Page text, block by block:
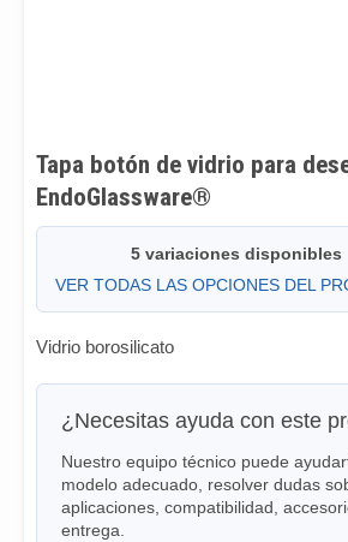
Tapa botón de vidrio para
EndoGlassware®
5 variaciones disponibles
VER TODAS LAS OPCIONES DEL
Vidrio borosilicato
¿Necesitas ayuda con este
Nuestro equipo técnico puede
modelo adecuado, resolver dudas
aplicaciones, compatibilidad,
entrega.